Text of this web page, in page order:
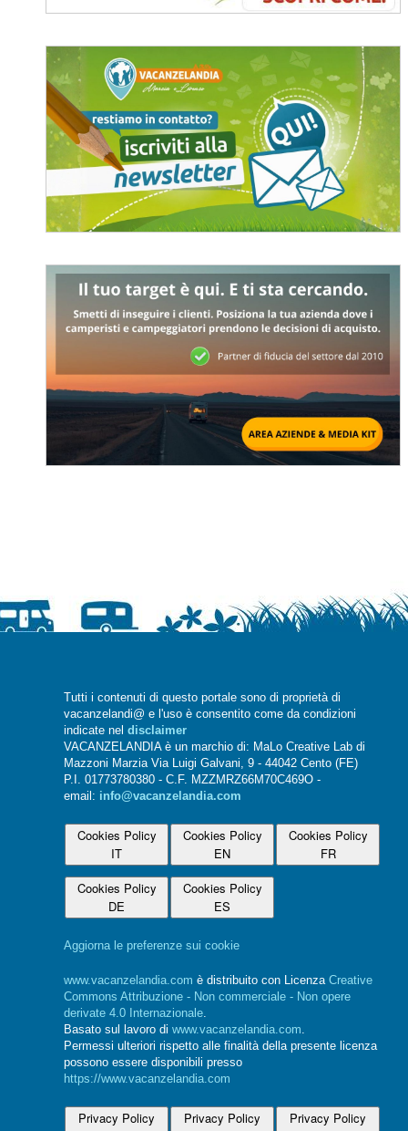
Tutti i contenuti di questo portale sono di proprietà di
vacanzelandi@ e l'uso è consentito come da condizioni
indicate nel disclaimer
VACANZELANDIA è un marchio di: MaLo Creative Lab di
Mazzoni Marzia Via Luigi Galvani, 9 - 44042 Cento (FE)
P.I. 01773780380 - C.F. MZZMRZ66M70C469O -
email: info@vacanzelandia.com
Cookies Policy
IT
Cookies Policy
EN
Cookies Policy
FR
Cookies Policy
DE
Cookies Policy
ES
Aggiorna le preferenze sui cookie
www.vacanzelandia.com è distribuito con Licenza Creative
Commons Attribuzione - Non commerciale - Non opere
derivate 4.0 Internazionale
Basato sul lavoro di www.vacanzelandia.com
Permessi ulteriori rispetto alle finalità della presente licenza
possono essere disponibili presso
https://www.vacanzelandia.com
Privacy Policy
Privacy Policy
Privacy Policy